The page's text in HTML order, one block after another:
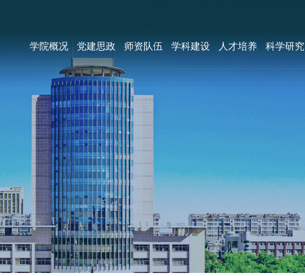
学院概况 党建思政 师资队伍 学科建设 人才培养 科学研究